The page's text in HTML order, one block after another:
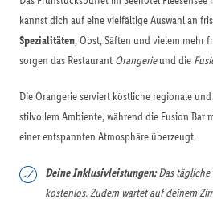
kannst dich auf eine vielfältige Auswahl an
Spezialitäten, Obst, Säften und vielem mehr
sorgen das Restaurant Orangerieund die
Die Orangerie serviert köstliche regionale und
stilvollem Ambiente, während die Fusion Bar
einer entspannten Atmosphäre überzeugt.
Deine Inklusivleistungen:Das tägliche
kostenlos. Zudem wartet auf deinem